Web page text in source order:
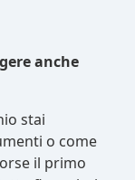
anche
stai
o come
il primo